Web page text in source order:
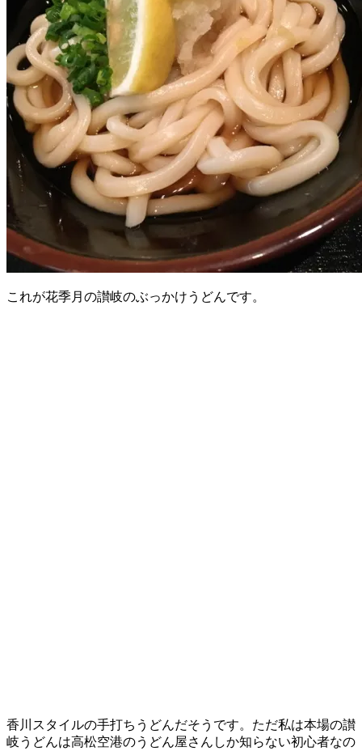
これが花季月の讃岐のぶっかけうどんです。
香川スタイルの手打ちうどんだそうです。ただ私は本場の讃
岐うどんは高松空港のうどん屋さんしか知らない初心者なの